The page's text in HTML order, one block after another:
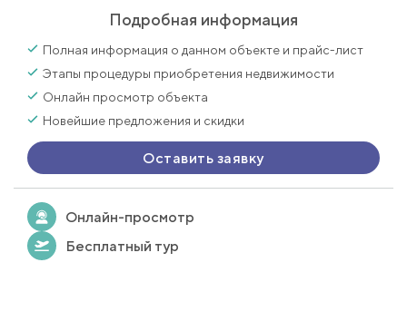
Подробная информация
Полная информация о данном объекте и прайс-лист
Этапы процедуры приобретения недвижимости
Онлайн просмотр объекта
Новейшие предложения и скидки
Оставить заявку
Онлайн-просмотр
Бесплатный тур